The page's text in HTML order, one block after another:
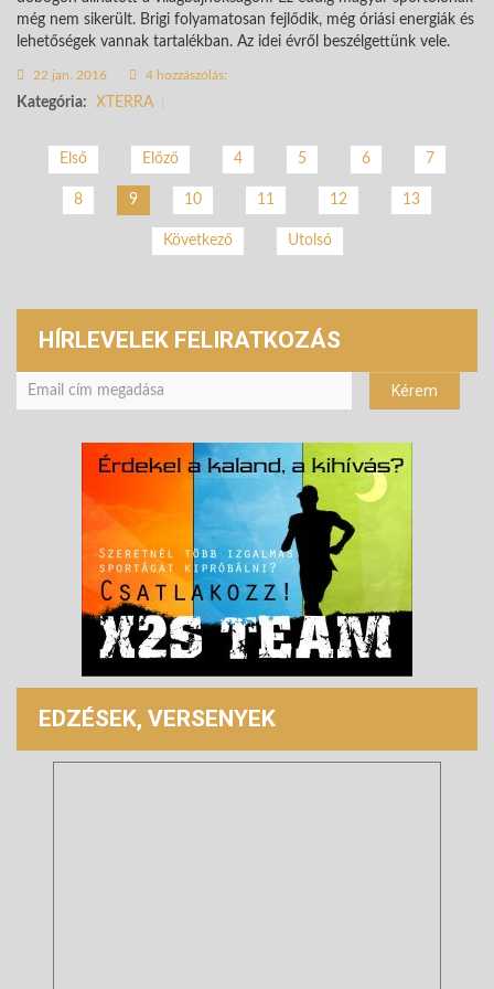
még nem sikerült. Brigi folyamatosan fejlődik, még óriási energiák és
lehetőségek vannak tartalékban. Az idei évről beszélgettünk vele.
22 jan. 2016 4 hozzászólás:
Kategória: XTERRA
Első Előző 4 5 6 7
8 9 10 11 12 13
Következő Utolsó
HÍRLEVELEK FELIRATKOZÁS
EDZÉSEK, VERSENYEK